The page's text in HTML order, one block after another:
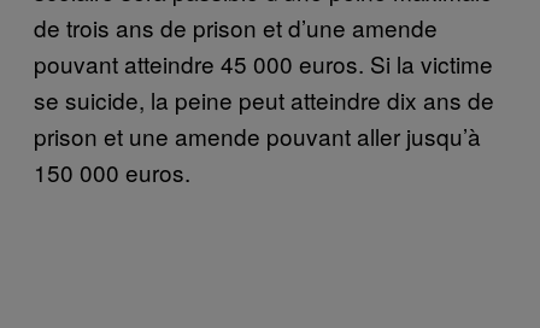
de trois ans de prison et d’une amende
pouvant atteindre 45 000 euros. Si la victime
se suicide, la peine peut atteindre dix ans de
prison et une amende pouvant aller jusqu’à
150 000 euros.